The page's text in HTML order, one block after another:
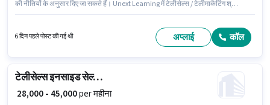
की नीतियों के अनुसार दिए जा सकते हैं। Unext Learning में टेलीसेल्स / टेलीमार्केटिंग श्रेणी
उम्मीदवार के पास इंटरनेशनल कॉलिंग, लीड जनरेशन, आउटबाउंड/कोल्ड कॉलिंग, वायरिंग,
6 दिन पहले पोस्ट की गई थी अप्लाई कॉल
टेलीसेल्स इनसाइड सेल्स एग्जीक्यूटिव
₹ 28,000 - 45,000per महीना